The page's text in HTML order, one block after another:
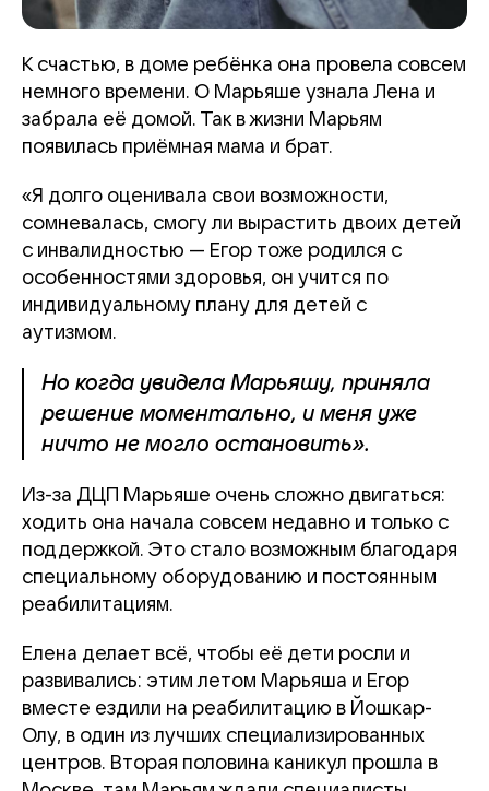
К счастью, в доме ребёнка она провела совсем
немного времени. О Марьяше узнала Лена и
забрала её домой. Так в жизни Марьям
появилась приёмная мама и брат.
«Я долго оценивала свои возможности,
сомневалась, смогу ли вырастить двоих детей
с инвалидностью — Егор тоже родился с
особенностями здоровья, он учится по
индивидуальному плану для детей с
аутизмом.
Но когда увидела Марьяшу, приняла
решение моментально, и меня уже
ничто не могло остановить».
Из-за ДЦП Марьяше очень сложно двигаться:
ходить она начала совсем недавно и только с
поддержкой. Это стало возможным благодаря
специальному оборудованию и постоянным
реабилитациям.
Елена делает всё, чтобы её дети росли и
развивались: этим летом Марьяша и Егор
вместе ездили на реабилитацию в Йошкар-
Олу, в один из лучших специализированных
центров. Вторая половина каникул прошла в